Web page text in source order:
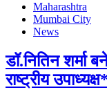
Maharashtra
Mumbai City
News
डॉ.नितिन शर्मा
राष्ट्रीय उपाध्यक्ष*